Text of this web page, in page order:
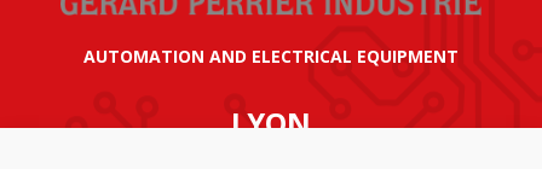
AUTOMATION AND ELECTRICAL EQUIPMENT
LYON